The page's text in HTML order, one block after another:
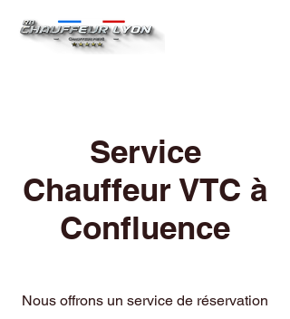
Service
Chauffeur VTC à
Confluence
Nous offrons un service de réservation